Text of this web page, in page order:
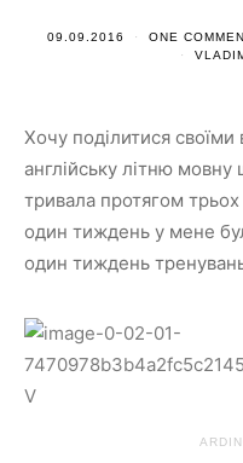
09.09.2016 ONE
Хочу поділитися
англійську літню мовну
тривала протягом
один тиждень у мене
один тиждень тренувань